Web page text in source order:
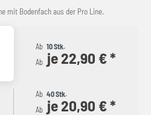
mit Bodenfach aus der Pro Line.
Ab 10 Stk.
Ab je 22,90 € *
Ab 40 Stk.
Ab je 20,90 € *